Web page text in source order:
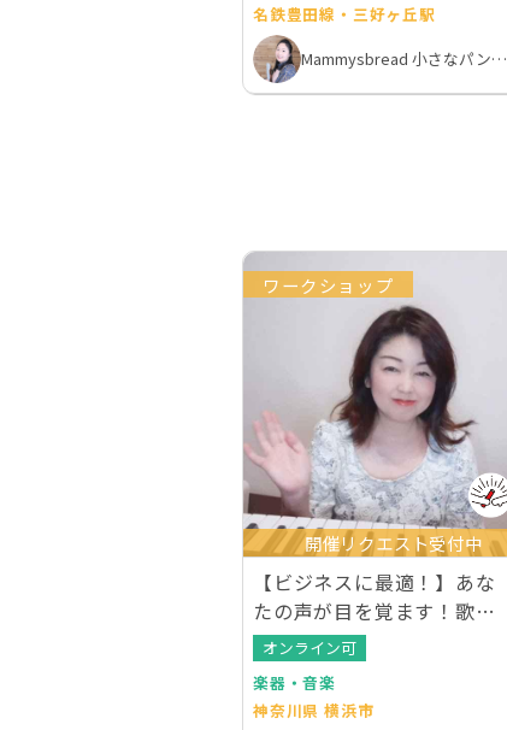
名鉄豊田線・三好ヶ丘駅
Mammysbread 小さなパン教室
ワークショップ
開催リクエスト受付中
【ビジネスに最適！】あな
たの声が目を覚ます！歌わ
ないボイストレーニング
オンライン可
楽器・音楽
神奈川県 横浜市